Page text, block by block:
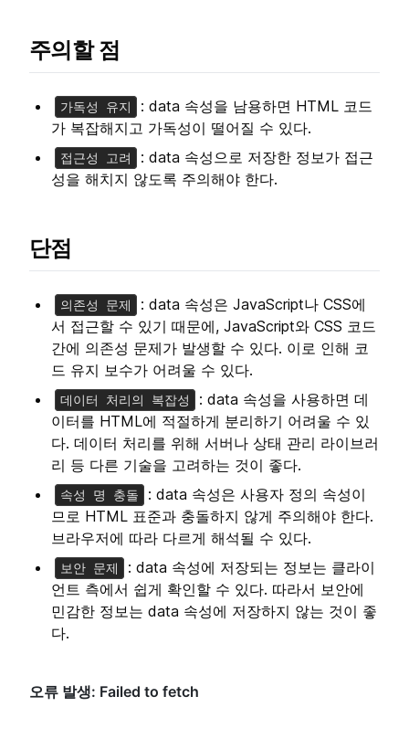
주의할 점
가독성 유지
: data 속성을 남용하면 HTML 코드
가 복잡해지고 가독성이 떨어질 수 있다.
접근성 고려
: data 속성으로 저장한 정보가 접근
성을 해치지 않도록 주의해야 한다.
단점
의존성 문제
: data 속성은 JavaScript나 CSS에
서 접근할 수 있기 때문에, JavaScript와 CSS 코드
간에 의존성 문제가 발생할 수 있다. 이로 인해 코
드 유지 보수가 어려울 수 있다.
데이터 처리의 복잡성
: data 속성을 사용하면 데
이터를 HTML에 적절하게 분리하기 어려울 수 있
다. 데이터 처리를 위해 서버나 상태 관리 라이브러
리 등 다른 기술을 고려하는 것이 좋다.
속성 명 충돌
: data 속성은 사용자 정의 속성이
므로 HTML 표준과 충돌하지 않게 주의해야 한다.
브라우저에 따라 다르게 해석될 수 있다.
보안 문제
: data 속성에 저장되는 정보는 클라이
언트 측에서 쉽게 확인할 수 있다. 따라서 보안에
민감한 정보는 data 속성에 저장하지 않는 것이 좋
다.